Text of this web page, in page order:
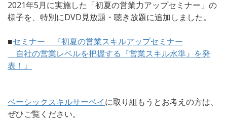
2021年5月に実施した「初夏の営業力アップセミナー」の
様子を、特別にDVD見放題・聴き放題に追加しました。
■セミナー 『初夏の営業スキルアップセミナー
自社の営業レベルを把握する『営業スキル水準』を発
表！』
ベーシックスキルサーベイに取り組もうとお考えの方は、
ぜひご覧ください。